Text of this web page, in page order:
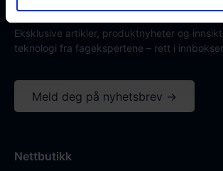
Hold deg oppdatert på fremtidens
Eksklusive artikler, produktnyheter og
teknologi fra fagekspertene – rett i
Meld deg på nyhetsbrev →
Nettbutikk